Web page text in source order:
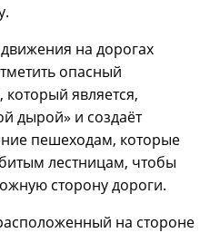
на дорогах
опасный
является,
дырой» и создаёт
пешеходам, которые
лестницам, чтобы
сторону дороги.
на стороне